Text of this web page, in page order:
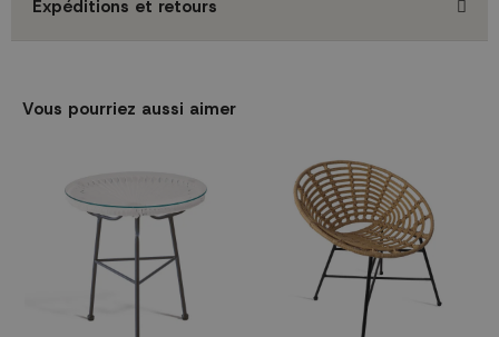
Expéditions et retours
Vous pourriez aussi aimer